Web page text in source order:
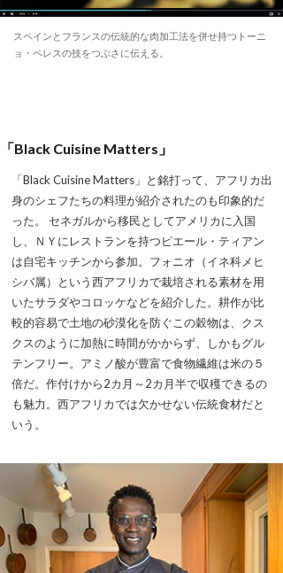
スペインとフランスの伝統的な肉加工法を併せ持つトーニ
ョ・ペレスの技をつぶさに伝える。
「Black Cuisine Matters」
「Black Cuisine Matters」と銘打って、アフリカ出
身のシェフたちの料理が紹介されたのも印象的だ
った。 セネガルから移民としてアメリカに入国
し、ＮＹにレストランを持つピエール・ティアン
は自宅キッチンから参加。フォニオ（イネ科メヒ
シバ属）という西アフリカで栽培される素材を用
いたサラダやコロッケなどを紹介した。耕作が比
較的容易で土地の砂漠化を防ぐこの穀物は、クス
クスのように加熱に時間がかからず、しかもグル
テンフリー。アミノ酸が豊富で食物繊維は米の５
倍だ。作付けから2カ月～2カ月半で収穫できるの
も魅力。西アフリカでは欠かせない伝統食材だと
いう。